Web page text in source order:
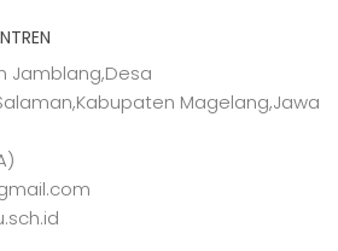
Jamblang,Desa
Magelang,Jawa